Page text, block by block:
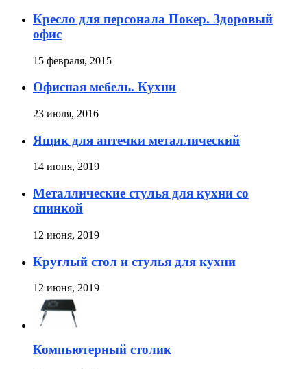
Кресло для персонала Покер. Здоровый
офис
15 февраля, 2015
Офисная мебель. Кухни
23 июля, 2016
Ящик для аптечки металлический
14 июня, 2019
Металлические стулья для кухни со
спинкой
12 июня, 2019
Круглый стол и стулья для кухни
12 июня, 2019
Компьютерный столик